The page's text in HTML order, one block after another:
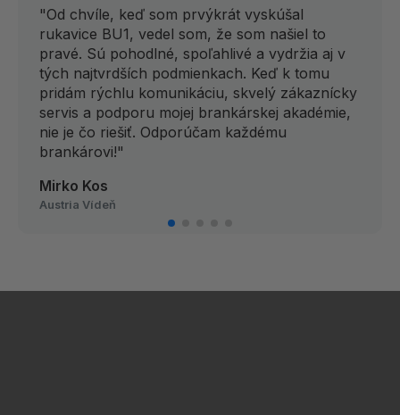
"Od chvíle, keď som prvýkrát vyskúšal
rukavice BU1, vedel som, že som našiel to
pravé. Sú pohodlné, spoľahlivé a vydržia aj v
tých najtvrdších podmienkach. Keď k tomu
pridám rýchlu komunikáciu, skvelý zákaznícky
servis a podporu mojej brankárskej akadémie,
nie je čo riešiť. Odporúčam každému
brankárovi!"
Mirko Kos
Austria Vídeň